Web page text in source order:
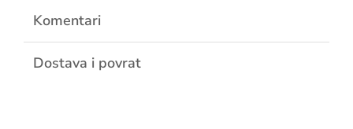
Komentari
Dostava i povrat